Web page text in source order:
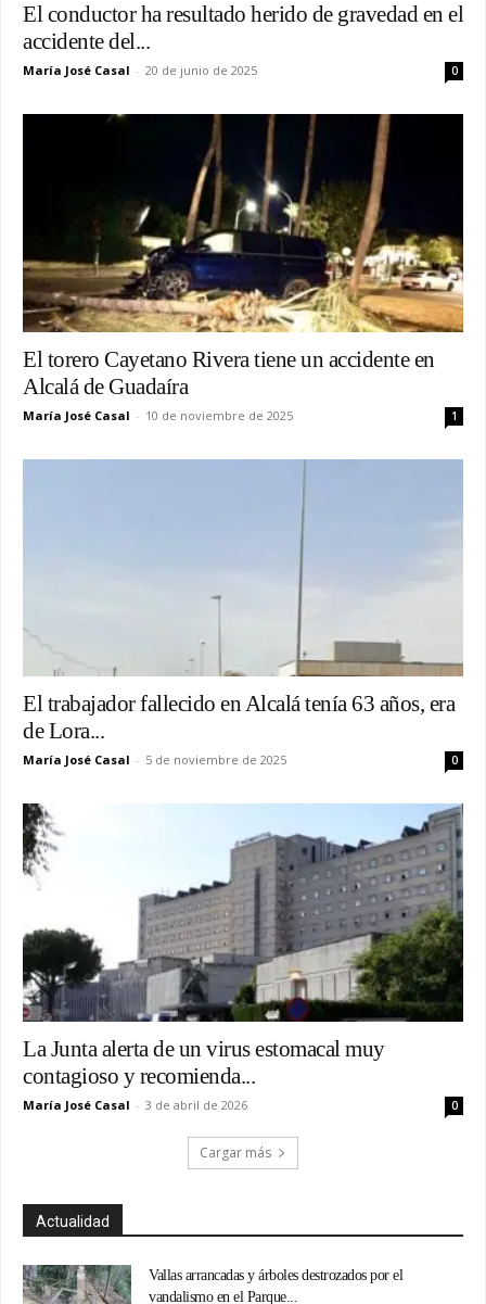
El conductor ha resultado herido de gravedad en el
accidente del...
María José Casal - 20 de junio de 2025 0
El torero Cayetano Rivera tiene un accidente en
Alcalá de Guadaíra
María José Casal - 10 de noviembre de 2025 1
El trabajador fallecido en Alcalá tenía 63 años, era
de Lora...
María José Casal - 5 de noviembre de 2025 0
La Junta alerta de un virus estomacal muy
contagioso y recomienda...
María José Casal - 3 de abril de 2026 0
Cargar más
Actualidad
Vallas arrancadas y árboles destrozados por el
vandalismo en el Parque...